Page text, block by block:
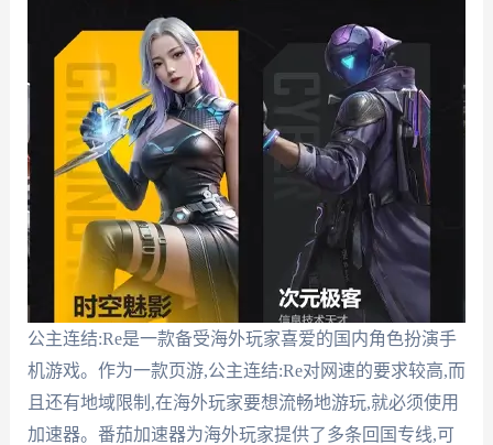
公主连结:Re是一款备受海外玩家喜爱的国内角色扮演手
机游戏。作为一款页游,公主连结:Re对网速的要求较高,而
且还有地域限制,在海外玩家要想流畅地游玩,就必须使用
加速器。番茄加速器为海外玩家提供了多条回国专线,可